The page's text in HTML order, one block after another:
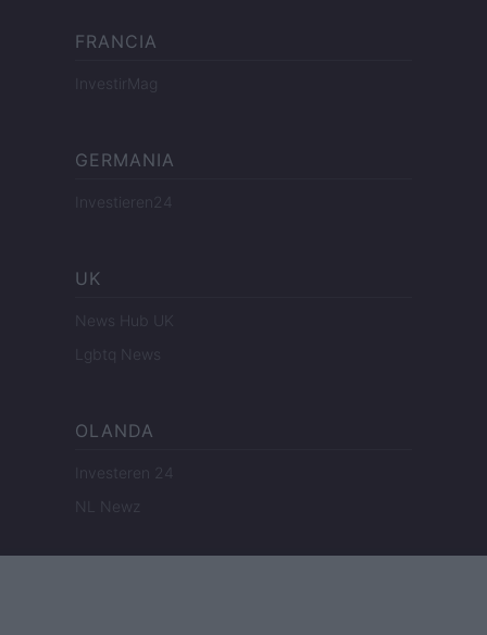
FRANCIA
InvestirMag
GERMANIA
Investieren24
UK
News Hub UK
Lgbtq News
OLANDA
Investeren 24
NL Newz